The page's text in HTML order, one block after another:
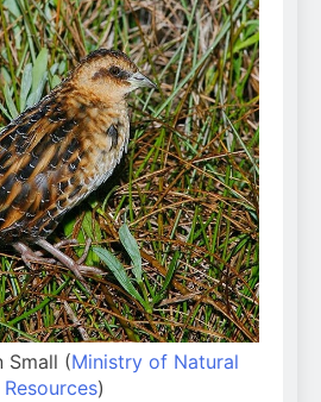
Small (Ministry of Natural
Resources)